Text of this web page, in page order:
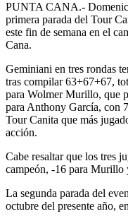
PUNTA CANA.-
primera parada del Tour
este fin de semana en el
Cana.
Geminiani en tres rondas
tras compilar 63+67+67,
para Wolmer Murillo, que
para Anthony García, con
Tour Canita que más
acción.
Cabe resaltar que los tres
campeón, -16 para Murillo
La segunda parada del
octubre del presente año,